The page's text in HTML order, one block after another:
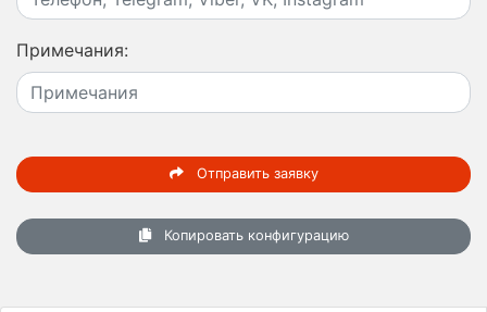
Примечания:
Отправить заявку
Копировать конфигурацию